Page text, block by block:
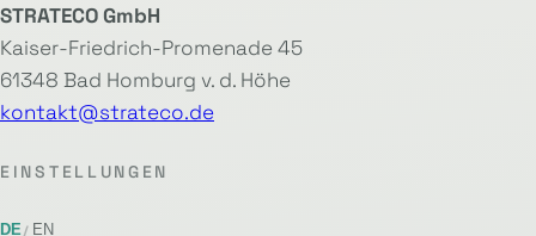
STRATECO GmbH
Kaiser-Friedrich-Promenade 45
61348 Bad Homburg v. d. Höhe
kontakt@strateco.de
EINSTELLUNGEN
DE EN